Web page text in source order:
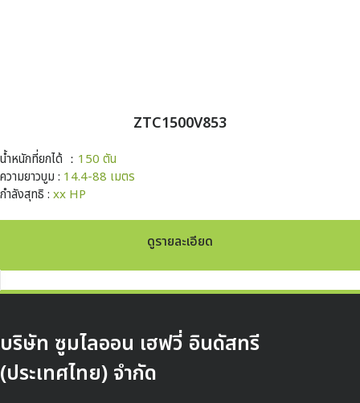
ZTC1500V853
น้ำหนักที่ยกได้ ： 150 ตัน
ความยาวบูม : 14.4-88 เมตร
กำลังสุทธิ : xx HP
ดูรายละเอียด
บริษัท ซูมไลออน เฮฟวี่ อินดัสทรี
(ประเทศไทย) จำกัด